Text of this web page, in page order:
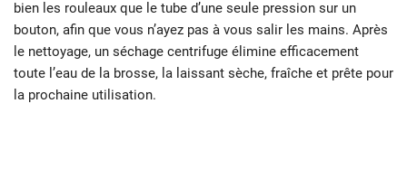
bien les rouleaux que le tube d’une seule pression sur un
bouton, afin que vous n’ayez pas à vous salir les mains. Après
le nettoyage, un séchage centrifuge élimine efficacement
toute l’eau de la brosse, la laissant sèche, fraîche et prête pour
la prochaine utilisation.